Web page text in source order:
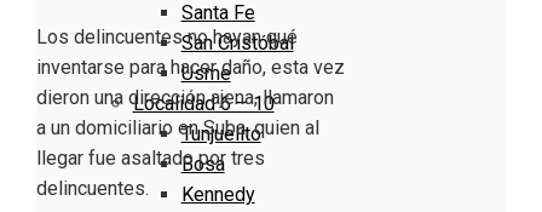
Santa Fe
San Cristóbal
Usme
Localidad 6 – 10
Tunjuelito
Bosa
Kennedy
Los delincuentes no hayan qué
inventarse para hacer daño, esta vez
dieron una dirección ajena, llamaron
a un domiciliario en Suba, quien al
llegar fue asaltado por tres
delincuentes.